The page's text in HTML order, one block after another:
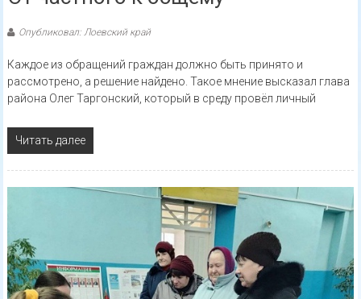
Опубликовал: Лоевский край
Каждое из обращений граждан должно быть принято и
рассмотрено, а решение найдено. Такое мнение высказал глава
района Олег Таргонский, который в среду провёл личный
Читать далее